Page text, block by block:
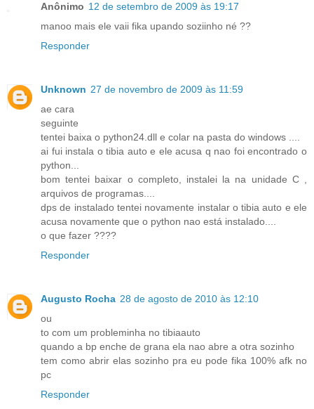
Anônimo 12 de setembro de 2009 às 19:17
manoo mais ele vaii fika upando soziinho né ??
Responder
Unknown 27 de novembro de 2009 às 11:59
ae cara
seguinte
tentei baixa o python24.dll e colar na pasta do windows ....
ai fui instala o tibia auto e ele acusa q nao foi encontrado o
python...
bom tentei baixar o completo, instalei la na unidade C ,
arquivos de programas....
dps de instalado tentei novamente instalar o tibia auto e ele
acusa novamente que o python nao está instalado....
o que fazer ????
Responder
Augusto Rocha 28 de agosto de 2010 às 12:10
ou
to com um probleminha no tibiaauto
quando a bp enche de grana ela nao abre a otra sozinho
tem como abrir elas sozinho pra eu pode fika 100% afk no
pc
Responder